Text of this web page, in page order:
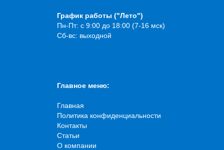
График работы ("Лето")
Пн-Пт: с 9:00 до 18:00 (7-16 мск)
Сб-вс: выходной
Главное меню:
Главная
Политика конфиденциальности
Контакты
Статьи
О компании